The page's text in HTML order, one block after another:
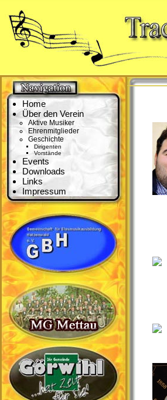
Home
Über den Verein
Aktive Musiker
Ehrenmitglieder
Geschichte
Dirigenten
Vorstände
Events
Downloads
Links
Impressum